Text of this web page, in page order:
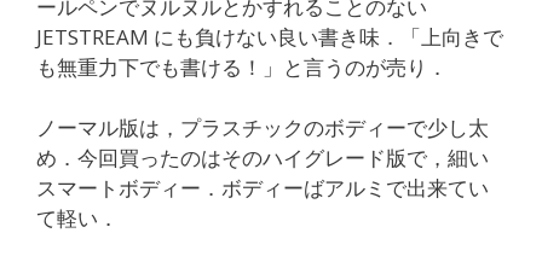
ールペンでヌルヌルとかすれることのない
JETSTREAM にも負けない良い書き味．「上向きで
も無重力下でも書ける！」と言うのが売り．
ノーマル版は，プラスチックのボディーで少し太
め．今回買ったのはそのハイグレード版で，細い
スマートボディー．ボディーばアルミで出来てい
て軽い．